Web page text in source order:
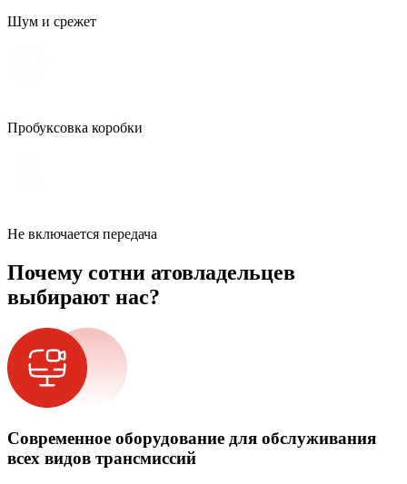
Шум и срежет
Пробуксовка коробки
Не включается передача
Почему сотни атовладельцев
выбирают нас?
Современное оборудование для обслуживания
всех видов трансмиссий